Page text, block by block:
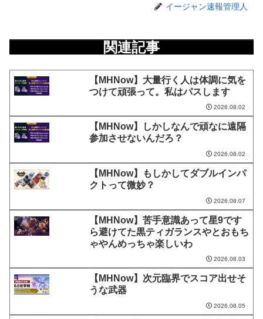
イージャン速報管理人
関連記事
【MHNow】大量行く人は体調に気を
つけて頑張って。私はパスします
2026.08.02
【MHNow】しかしなんで頑なに遠隔
参加させないんだろ？
2026.08.02
【MHNow】もしかしてダブルインパ
クトって微妙？
2026.08.07
【MHNow】苦手意識あって星9です
ら避けてた黒ティガランスやとおもち
ゃやんめっちゃ楽しいわ
2026.08.03
【MHNow】次元臨界でスコア出せそ
うな武器
2026.08.05